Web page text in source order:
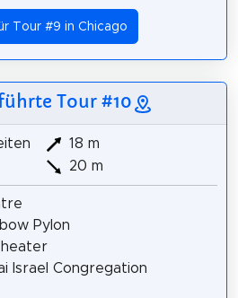
Tour #9 in Chicago
Tour #10
18 m
20 m
Pylon
Israel Congregation